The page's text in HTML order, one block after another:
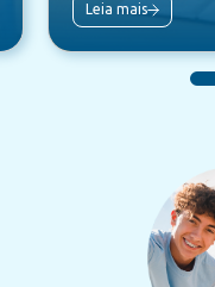
Leia mais